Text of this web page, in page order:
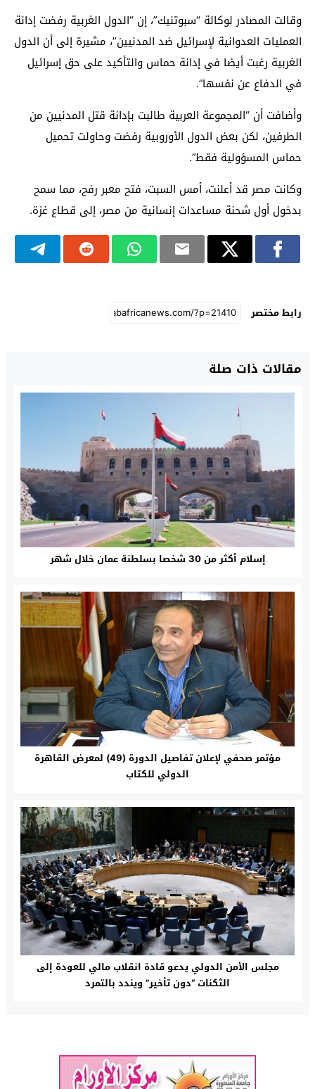
وقالت المصادر لوكالة “سبوتنيك”، إن “الدول الغربية رفضت إدانة
العمليات العدوانية لإسرائيل ضد المدنيين”، مشيرة إلى أن الدول
الغربية رغبت أيضا في إدانة حماس والتأكيد على حق إسرائيل
في الدفاع عن نفسها”.
وأضافت أن “المجموعة العربية طالبت بإدانة قتل المدنيين من
الطرفين، لكن بعض الدول الأوروبية رفضت وحاولت تحميل
حماس المسؤولية فقط”.
وكانت مصر قد أعلنت، أمس السبت، فتح معبر رفح، مما سمح
بدخول أول شحنة مساعدات إنسانية من مصر، إلى قطاع غزة.
رابط مختصر
مقالات ذات صلة
إسلام أكثر من 30 شخصا بسلطنة عمان خلال شهر
مؤتمر صحفي لإعلان تفاصيل الدورة (49) لمعرض القاهرة
الدولي للكتاب
مجلس الأمن الدولي يدعو قادة انقلاب مالي للعودة إلى
الثكنات “دون تأخير” ويندد بالتمرد